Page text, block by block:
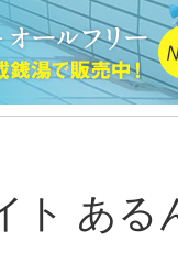
ト ある